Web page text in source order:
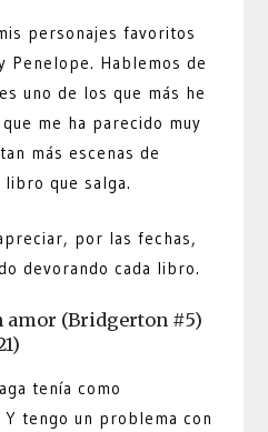
personajes favoritos
Penelope. Hablemos de
uno de los que más he
me ha parecido muy
más escenas de
que salga.
por las fechas,
devorando cada libro.
amor (Bridgerton #5)
tenía como
tengo un problema con